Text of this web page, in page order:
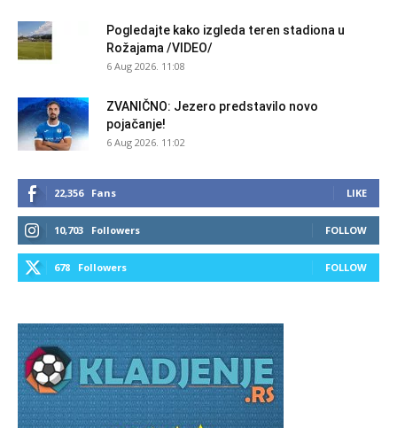
Pogledajte kako izgleda teren stadiona u
Rožajama /VIDEO/
6 Aug 2026. 11:08
ZVANIČNO: Jezero predstavilo novo
pojačanje!
6 Aug 2026. 11:02
22,356 Fans LIKE
10,703 Followers FOLLOW
678 Followers FOLLOW